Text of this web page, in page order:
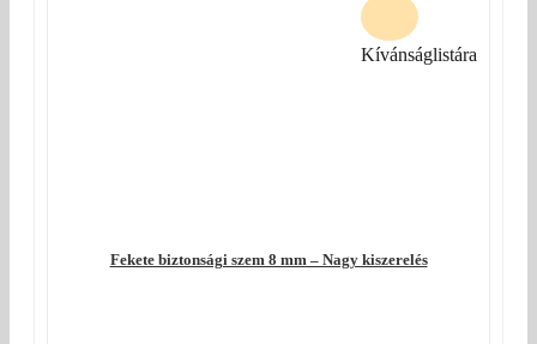
Fekete biztonsági szem 8 mm – Nagy kiszerelés
Kívánságlistára